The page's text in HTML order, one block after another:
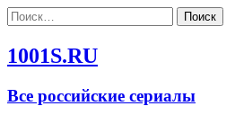
Найти:
1001S.RU
Все российские сериалы